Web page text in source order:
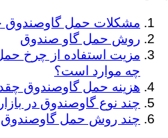
مشکلات حمل
روش حمل گاو صندوق
مزیت استفاده از چرخ
چه موارد است؟
هزینه حمل گاوصندوق
چند نوع گاوصندوق در
چند روش حمل